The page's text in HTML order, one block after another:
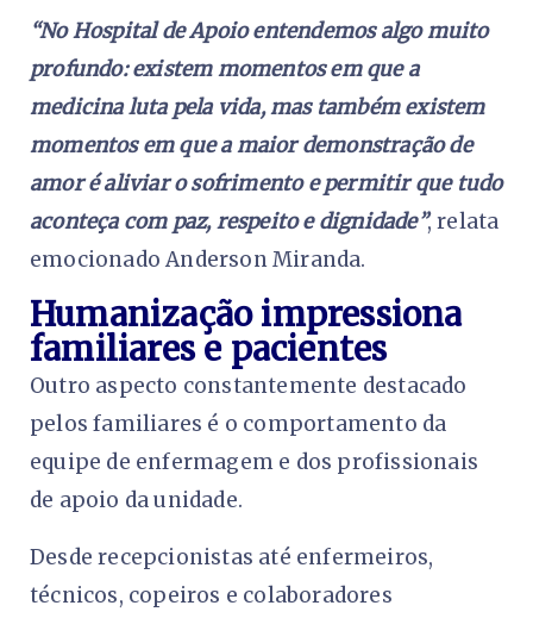
“No Hospital de Apoio entendemos algo muito
profundo: existem momentos em que a
medicina luta pela vida, mas também existem
momentos em que a maior demonstração de
amor é aliviar o sofrimento e permitir que tudo
aconteça com paz, respeito e dignidade”, relata
emocionado Anderson Miranda.
Humanização impressiona
familiares e pacientes
Outro aspecto constantemente destacado
pelos familiares é o comportamento da
equipe de enfermagem e dos profissionais
de apoio da unidade.
Desde recepcionistas até enfermeiros,
técnicos, copeiros e colaboradores